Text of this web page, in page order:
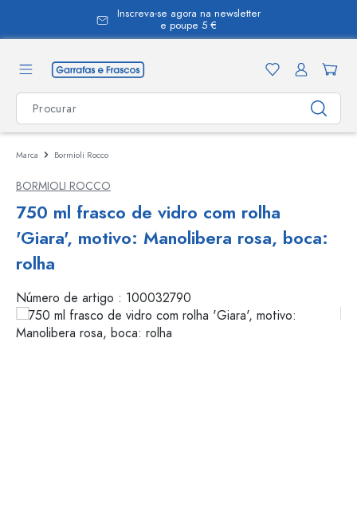
Inscreva-se agora na newsletter
e poupe 5 €
Marca Bormioli Rocco
BORMIOLI ROCCO
750 ml frasco de vidro com rolha
'Giara', motivo: Manolibera rosa, boca:
rolha
Número de artigo : 100032790